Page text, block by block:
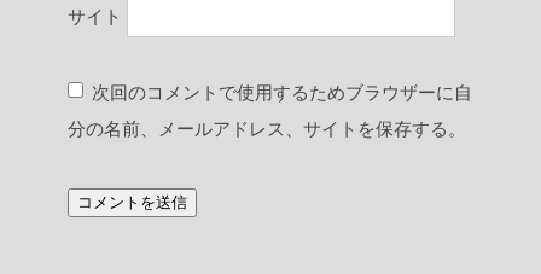
サイト
次回のコメントで使用するためブラウザーに自
分の名前、メールアドレス、サイトを保存する。